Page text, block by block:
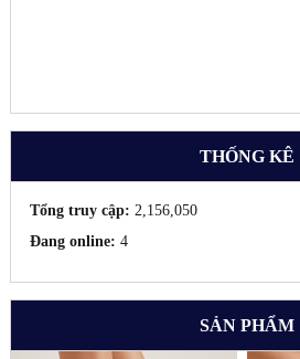
THỐNG KÊ
Tổng truy cập: 2,156,050
Đang online: 4
SẢN PHẨM